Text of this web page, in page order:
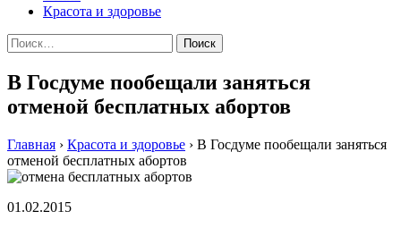
Красота и здоровье
Найти:
В Госдуме пообещали заняться
отменой бесплатных абортов
Главная › Красота и здоровье › В Госдуме пообещали заняться
отменой бесплатных абортов
01.02.2015